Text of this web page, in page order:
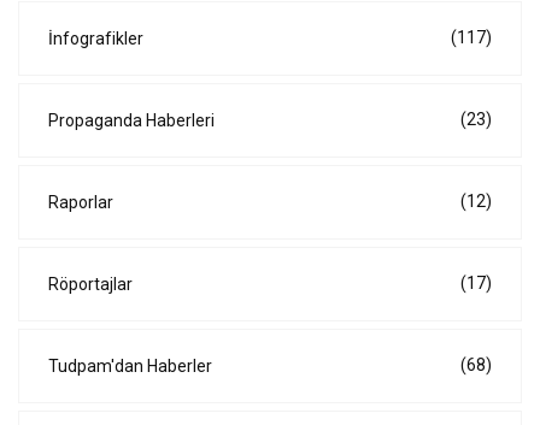
İnfografikler (117)
Propaganda Haberleri (23)
Raporlar (12)
Röportajlar (17)
Tudpam'dan Haberler (68)